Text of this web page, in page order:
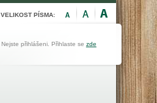
VELIKOST PÍSMA:
Nejste přihlášeni. Přihlaste se zde